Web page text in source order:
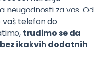
neugodnosti za vas. Od
telefon do
trudimo se da
ikakvih dodatnih